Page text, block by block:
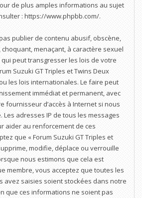
de plus amples informations au sujet
: https://www.phpbb.com/.
publier de contenu abusif, obscène,
menaçant, à caractère sexuel
peut transgresser les lois de votre
Suzuki GT Triples et Twins Deux
les lois internationales. Le faire peut
immédiat et permanent, avec
fournisseur d’accès à Internet si nous
Les adresses IP de tous les messages
aider au renforcement de ces
que « Forum Suzuki GT Triples et
modifie, déplace ou verrouille
nous estimons que cela est
membre, vous acceptez que toutes les
avez saisies soient stockées dans notre
que ces informations ne soient pas